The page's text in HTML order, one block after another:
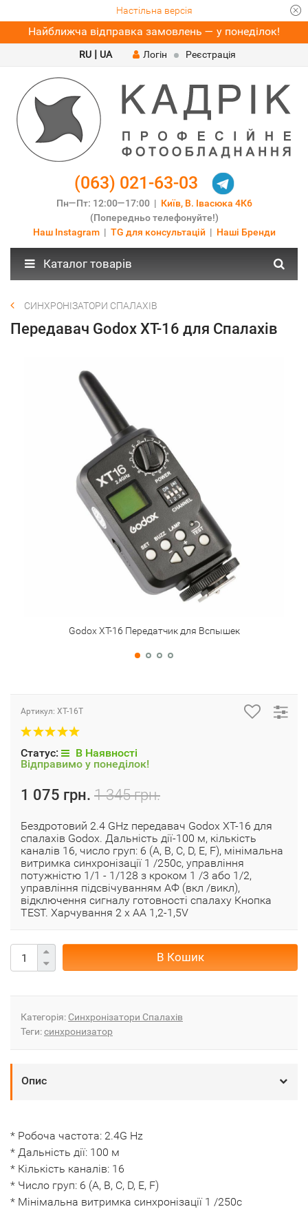
Настільна версія
Найближча відправка замовлень — у понеділок!
RU | UA Логін Реєстрація
(063) 021-63-03
Пн—Пт: 12:00—17:00 | Київ, В. Івасюка 4К6
(Попередньо телефонуйте!)
Наш Instagram| TG для консультацій| Наші Бренди
Каталог товарів
СИНХРОНІЗАТОРИ СПАЛАХІВ
Передавач Godox XT-16 для Спалахів
Godox XT-16 Передатчик для Вспышек
Артикул: XT-16T
Статус:
В Наявності
Відправимо у понеділок!
1 075 грн. 1 345 грн.
Бездротовий 2.4 GHz передавач Godox XT-16 для
спалахів Godox. Дальність дії-100 м, кількість
каналів 16, число груп: 6 (A, B, C, D, E, F), мінімальна
витримка синхронізації 1 /250c, управління
потужністю 1/1 - 1/128 з кроком 1 /3 або 1/2,
управління підсвічуванням АФ (вкл /викл),
відключення сигналу готовності спалаху Кнопка
TEST. Харчування 2 х АА 1,2-1,5V
В Кошик
Категорія: Синхронізатори Спалахів
Теги:синхронизатор
Опис
* Робоча частота: 2.4G Hz
* Дальність дії: 100 м
* Кількість каналів: 16
* Число груп: 6 (A, B, C, D, E, F)
* Мінімальна витримка синхронізації 1 /250c